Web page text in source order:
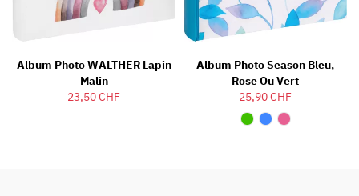
Album Photo WALTHER Lapin
Malin
23,50 CHF
Album Photo Season Bleu,
Rose Ou Vert
25,90 CHF